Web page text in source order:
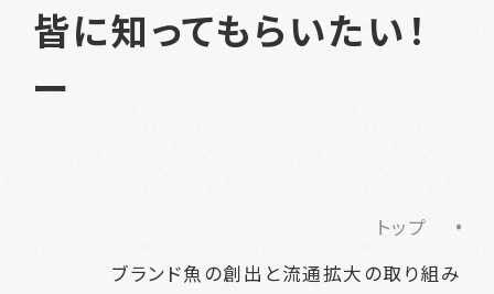
皆に知ってもらいたい！
ー
トップ
ブランド魚の創出と流通拡大の取り組み